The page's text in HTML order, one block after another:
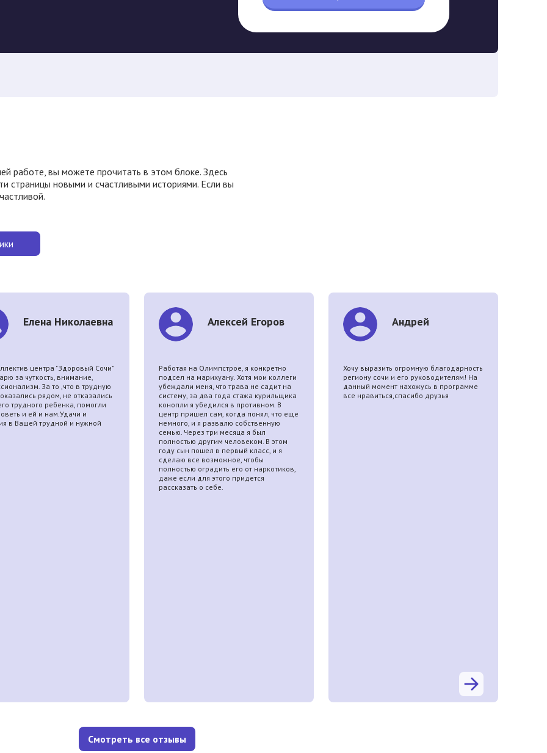
работе, вы можете прочитать в этом блоке. Здесь
страницы новыми и счастливыми историями. Если вы
Елена Николаевна
центра "Здоровый Сочи"
за чуткость, внимание,
За то ,что в трудную
рядом, не отказались
трудного ребенка, помогли
и ей и нам.Удачи и
в Вашей трудной и нужной
Алексей Егоров
Работая на Олимпстрое, я конкретно
подсел на марихуану. Хотя мои коллеги
убеждали меня, что трава не садит на
систему, за два года стажа курильщика
конопли я убедился в противном. В
центр пришел сам, когда понял, что еще
немного, и я развалю собственную
семью. Через три месяца я был
полностью другим человеком. В этом
году сын пошел в первый класс, и я
сделаю все возможное, чтобы
полностью оградить его от наркотиков,
даже если для этого придется
рассказать о себе.
Андрей
Хочу выразить огромную благодарность
региону сочи и его руководителям! На
данный момент нахожусь в программе
все нравиться,спасибо друзья
Смотреть все отзывы